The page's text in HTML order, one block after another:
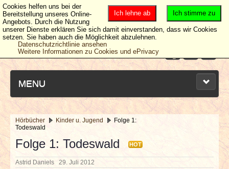
MENU
NEUESTE ARTIKEL
NEWS & DATES
Hörbücher Kinder u. Jugend
Folge 1:
Todeswald
Folge 1: Todeswald HOT
Astrid Daniels 29. Juli 2012
Ich stimme zu
Ich lehne ab
Cookies helfen uns bei der
Bereitstellung unseres Online-
Angebots. Durch die Nutzung
unserer Dienste erklären Sie sich damit einverstanden, dass wir Cookies
setzen. Sie haben auch die Möglichkeit abzulehnen.
Datenschutzrichtlinie ansehen
Weitere Informationen zu Cookies und ePrivacy